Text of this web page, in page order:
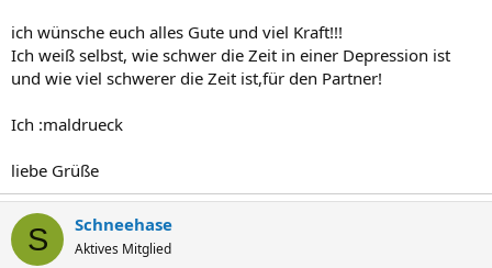
ich wünsche euch alles Gute und viel Kraft!!!
Ich weiß selbst, wie schwer die Zeit in einer Depression ist
und wie viel schwerer die Zeit ist,für den Partner!
Ich :maldrueck
liebe Grüße
S Schneehase
Aktives Mitglied